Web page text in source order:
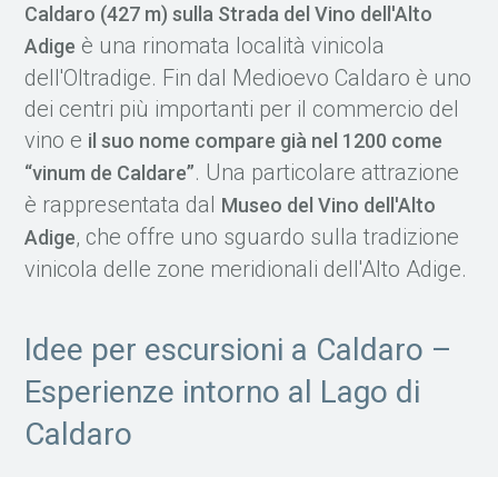
Caldaro (427 m) sulla Strada del Vino dell'Alto
Adige è una rinomata località vinicola
dell'Oltradige. Fin dal Medioevo Caldaro è uno
dei centri più importanti per il commercio del
vino e il suo nome compare già nel 1200 come
“vinum de Caldare”. Una particolare attrazione
è rappresentata dal Museo del Vino dell'Alto
Adige, che offre uno sguardo sulla tradizione
vinicola delle zone meridionali dell'Alto Adige.
Idee per escursioni a Caldaro –
Esperienze intorno al Lago di
Caldaro